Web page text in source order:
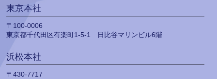
東京本社
〒100-0006
東京都千代田区有楽町1-5-1 日比谷マリンビル6階
浜松本社
〒430-7717